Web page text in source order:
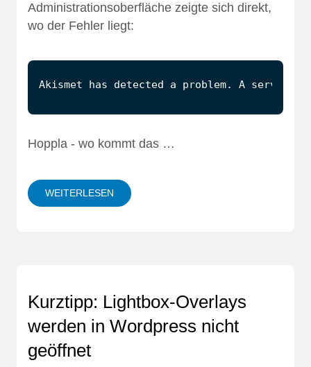
Administrationsoberfläche zeigte sich direkt,
wo der Fehler liegt:
Hoppla - wo kommt das …
WEITERLESEN
Kurztipp: Lightbox-Overlays
werden in Wordpress nicht
geöffnet